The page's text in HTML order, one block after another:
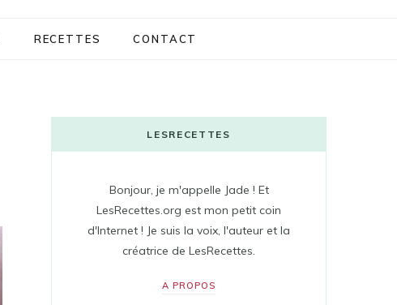
RECETTES CONTACT
LESRECETTES
Bonjour, je m'appelle Jade ! Et
LesRecettes.org est mon petit coin
d'Internet ! Je suis la voix, l'auteur et la
créatrice de LesRecettes.
A PROPOS